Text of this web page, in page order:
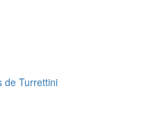
de Turrettini